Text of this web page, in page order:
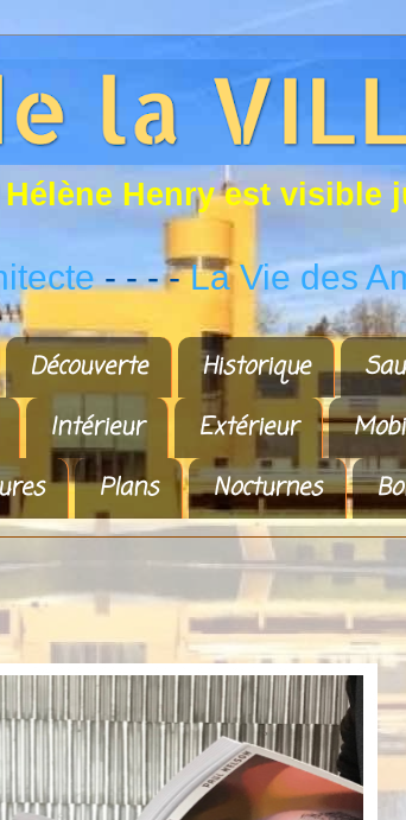
Hé ène Henry est visi b e j
- - - -La Vie des
Découverte Historique
Intérieur Extérieur
Plans Nocturnes